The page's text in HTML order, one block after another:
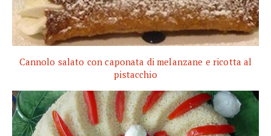
Cannolo salato con caponata di melanzane e ricotta al
pistacchio